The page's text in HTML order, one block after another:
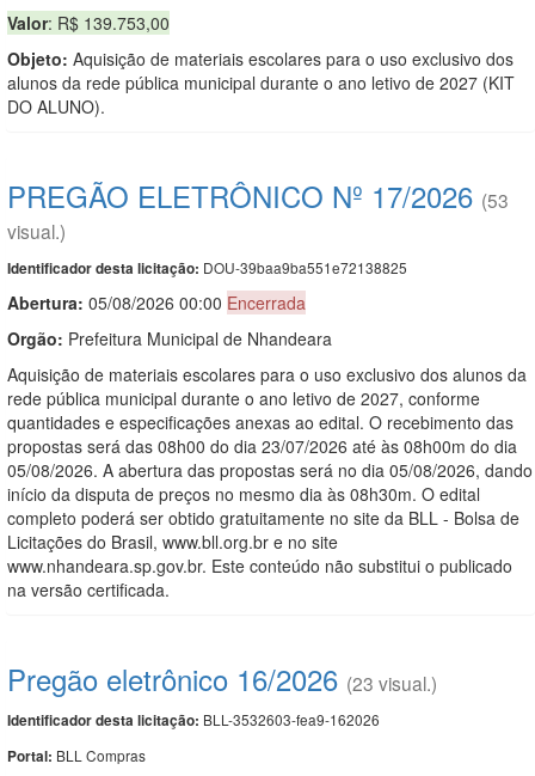
Valor: R$ 139.753,00
Objeto: Aquisição de materiais escolares para o uso exclusivo dos
alunos da rede pública municipal durante o ano letivo de 2027 (KIT
DO ALUNO).
PREGÃO ELETRÔNICO Nº 17/2026 (53
visual.)
Identificador desta licitação: DOU-39baa9ba551e72138825
Abertura: 05/08/2026 00:00 Encerrada
Orgão: Prefeitura Municipal de Nhandeara
Aquisição de materiais escolares para o uso exclusivo dos alunos da
rede pública municipal durante o ano letivo de 2027, conforme
quantidades e especificações anexas ao edital. O recebimento das
propostas será das 08h00 do dia 23/07/2026 até às 08h00m do dia
05/08/2026. A abertura das propostas será no dia 05/08/2026, dando
início da disputa de preços no mesmo dia às 08h30m. O edital
completo poderá ser obtido gratuitamente no site da BLL - Bolsa de
Licitações do Brasil, www.bll.org.br e no site
www.nhandeara.sp.gov.br. Este conteúdo não substitui o publicado
na versão certificada.
Pregão eletrônico 16/2026 (23 visual.)
Identificador desta licitação: BLL-3532603-fea9-162026
Portal: BLL Compras